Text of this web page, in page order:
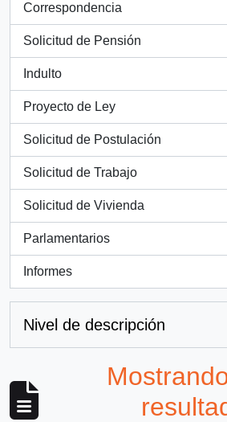
Correspondencia
, 83 resultados
Solicitud de Pensión
, 41 resultados
Indulto
, 39 resultados
Proyecto de Ley
, 11 resultados
Solicitud de Postulación
, 11 resultados
Solicitud de Trabajo
, 9 resultados
Solicitud de Vivienda
, 8 resultados
Parlamentarios
, 7 resultados
Informes
, 6 resultados
Nivel de descripción